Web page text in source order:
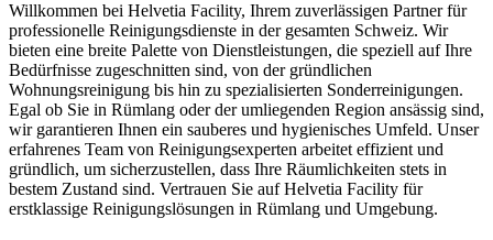
Willkommen bei Helvetia Facility, Ihrem zuverlässigen Partner für
professionelle Reinigungsdienste in der gesamten Schweiz. Wir
bieten eine breite Palette von Dienstleistungen, die speziell auf Ihre
Bedürfnisse zugeschnitten sind, von der gründlichen
Wohnungsreinigung bis hin zu spezialisierten Sonderreinigungen.
Egal ob Sie in Rümlang oder der umliegenden Region ansässig sind,
wir garantieren Ihnen ein sauberes und hygienisches Umfeld. Unser
erfahrenes Team von Reinigungsexperten arbeitet effizient und
gründlich, um sicherzustellen, dass Ihre Räumlichkeiten stets in
bestem Zustand sind. Vertrauen Sie auf Helvetia Facility für
erstklassige Reinigungslösungen in Rümlang und Umgebung.